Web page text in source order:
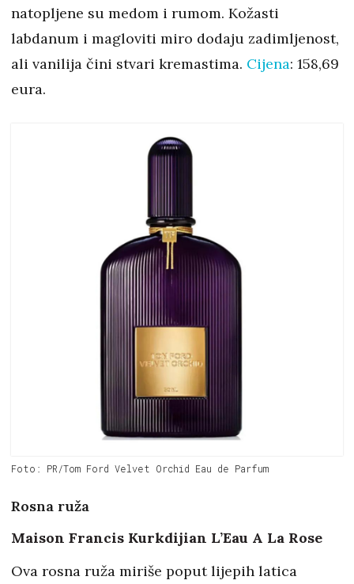
natopljene su medom i rumom. Kožasti
labdanum i magloviti miro dodaju zadimljenost,
ali vanilija čini stvari kremastima. Cijena: 158,69
eura.
Foto: PR/Tom Ford Velvet Orchid Eau de Parfum
Rosna ruža
Maison Francis Kurkdijian L’Eau A La Rose
Ova rosna ruža miriše poput lijepih latica